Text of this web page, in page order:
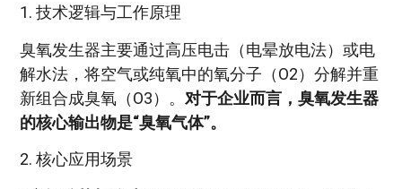
1. 技术逻辑与工作原理
臭氧发生器主要通过高压电击（电晕放电法）或电
解水法，将空气或纯氧中的氧分子（O2）分解并重
新组合成臭氧（O3）。 对于企业而言，臭氧发生器
的核心输出物是“臭氧气体”。
2. 核心应用场景